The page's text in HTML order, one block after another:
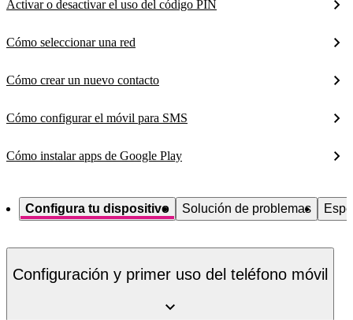
Activar o desactivar el uso del código PIN
Cómo seleccionar una red
Cómo crear un nuevo contacto
Cómo configurar el móvil para SMS
Cómo instalar apps de Google Play
Configura tu dispositivo Solución de problemas
Configuración y primer uso del teléfono móvil